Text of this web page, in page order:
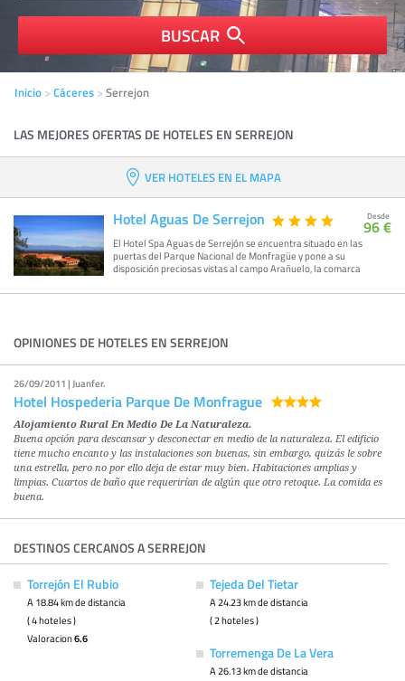
BUSCAR
Inicio Cáceres Serrejon
LAS MEJORES OFERTAS DE HOTELES EN SERREJON
VER HOTELES EN EL MAPA
Hotel Aguas De Serrejon
El Hotel Spa Aguas de Serrejón se encuentra situado en las
puertas del Parque Nacional de Monfragüe y pone a su
disposición preciosas vistas al campo Arañuelo, la comarca
Desde
96 €
OPINIONES DE HOTELES EN SERREJON
26/09/2011 | Juanfer.
Hotel Hospederia Parque De Monfrague
Alojamiento Rural En Medio De La Naturaleza.
Buena opción para descansar y desconectar en medio de la naturaleza. El edificio
tiene mucho encanto y las instalaciones son buenas, sin embargo, quizás le sobre
una estrella, pero no por ello deja de estar muy bien. Habitaciones amplias y
limpias. Cuartos de baño que requerirían de algún que otro retoque. La comida es
buena.
DESTINOS CERCANOS A SERREJON
Torrejón El Rubio
A 18.84 km de distancia
( 4 hoteles )
Valoracion6.6
Tejeda Del Tietar
A 24.23 km de distancia
( 2 hoteles )
Torremenga De La Vera
A 26.13 km de distancia